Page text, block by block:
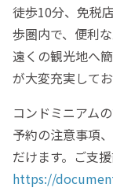
徒歩10分、免税
歩圏内で、便利
遠くの観光地へ
が大変充実してお
コンドミニアム
予約の注意事項
だけます。ご支
https://